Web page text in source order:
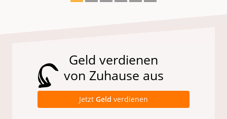
Geld verdienen
von Zuhause aus
Jetzt Geld verdienen